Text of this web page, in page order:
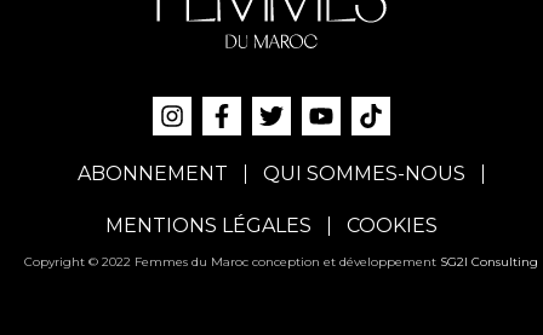
ABONNEMENT QUI SOMMES-NOUS
MENTIONS LÉGALES COOKIES
Copyright © 2022 Femmes du Maroc conception et développement SG2I Consulting